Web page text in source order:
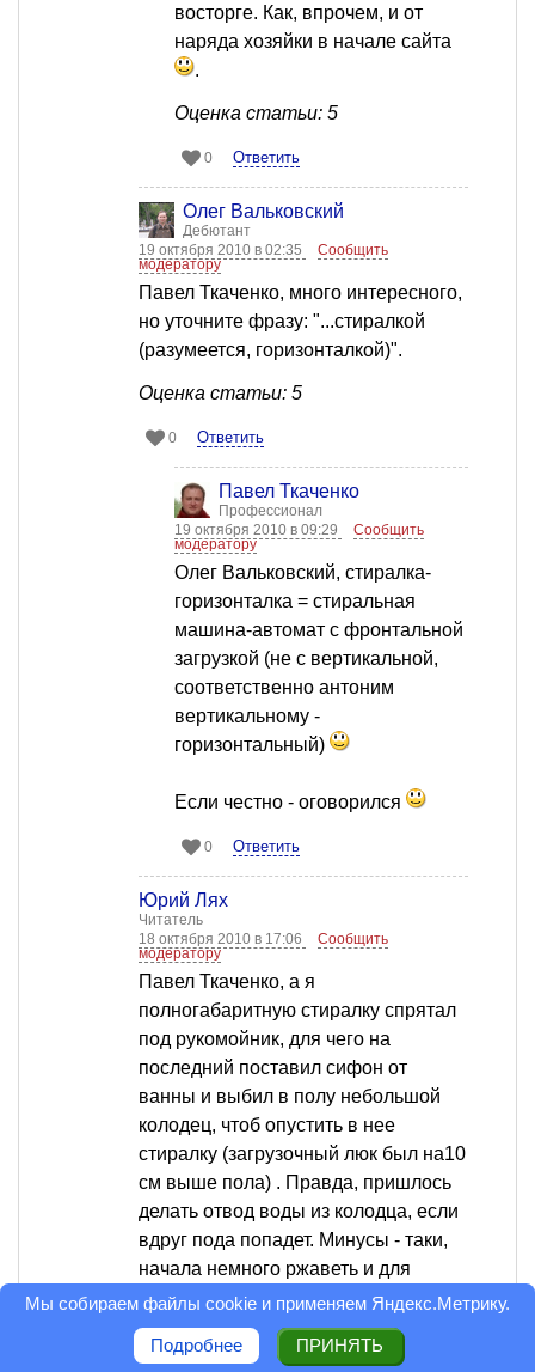
восторге. Как, впрочем, и от
наряда хозяйки в начале сайта
.
Оценка статьи: 5
0 Ответить
Олег Вальковский
Дебютант
19 октября 2010 в 02:35
Сообщить
модератору
Павел Ткаченко, много интересного,
но уточните фразу: "...стиралкой
(разумеется, горизонталкой)".
Оценка статьи: 5
0 Ответить
Павел Ткаченко
Профессионал
19 октября 2010 в 09:29
Сообщить
модератору
Олег Вальковский, стиралка-
горизонталка = стиральная
машина-автомат с фронтальной
загрузкой (не с вертикальной,
соответственно антоним
вертикальному -
горизонтальный)
Если честно - оговорился
0 Ответить
Юрий Лях
Читатель
18 октября 2010 в 17:06
Сообщить
модератору
Павел Ткаченко, а я
полногабаритную стиралку спрятал
под рукомойник, для чего на
последний поставил сифон от
ванны и выбил в полу небольшой
колодец, чтоб опустить в нее
стиралку (загрузочный люк был на10
см выше пола) . Правда, пришлось
делать отвод воды из колодца, если
вдруг пода попадет. Минусы - таки,
начала немного ржаветь и для
осмотра нужно снимать рукомойник,
сооружать разгрузочную стрелу и на
ней на полиспастах поднимать
Мы собираем файлы cookie и применяем Яндекс.Метрику.
Подробнее ПРИНЯТЬ